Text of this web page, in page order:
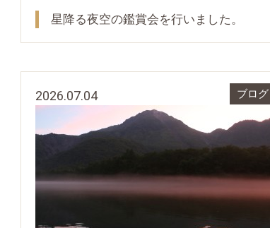
星降る夜空の鑑賞会を行いました。
2026.07.04 ブログ